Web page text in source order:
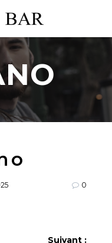
0
Suivant :